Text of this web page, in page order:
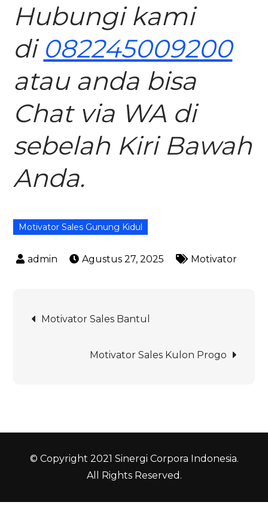
Hubungi kami
di 082245009200
atau anda bisa
Chat via WA di
sebelah Kiri Bawah
Anda.
Motivator Sales Gunung Kidul
Agustus 27, 2025 Motivator
Navigasi
Motivator Sales Bantul
Motivator Sales Kulon Progo
© Copyright 2021 Sinergi Corpora Indonesia.
All Rights Reserved.